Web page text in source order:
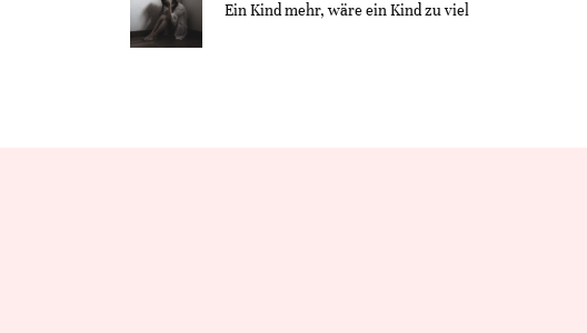
Ein Kind mehr, wäre ein Kind zu viel